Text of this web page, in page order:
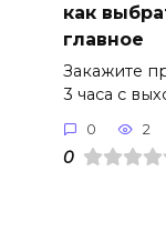
как
главное
Закажите
3 часа с
0 2
0